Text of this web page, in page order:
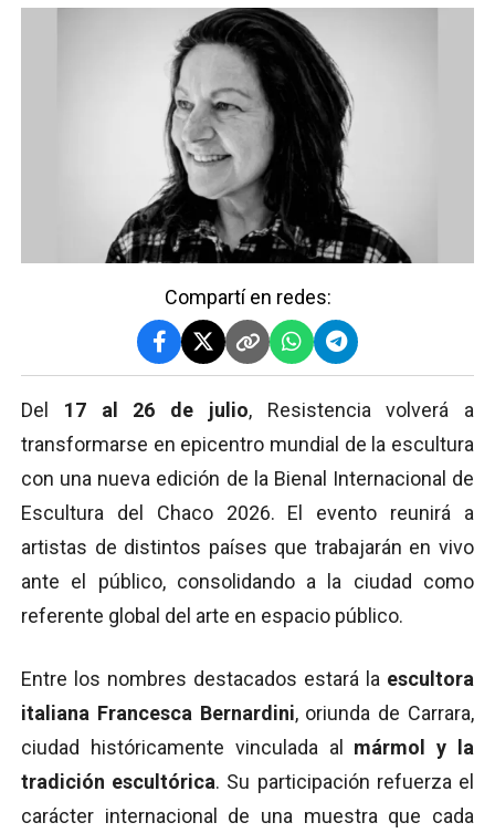
Compartí en redes:
Del 17 al 26 de julio, Resistencia volverá a
transformarse en epicentro mundial de la escultura
con una nueva edición de la Bienal Internacional de
Escultura del Chaco 2026. El evento reunirá a
artistas de distintos países que trabajarán en vivo
ante el público, consolidando a la ciudad como
referente global del arte en espacio público.
Entre los nombres destacados estará la escultora
italiana Francesca Bernardini, oriunda de Carrara,
ciudad históricamente vinculada al mármol y la
tradición escultórica. Su participación refuerza el
carácter internacional de una muestra que cada